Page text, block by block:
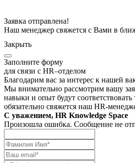
Заявка отправлена!
Наш менеджер свяжется с Вами в
Закрыть
Заполните форму
для связи с HR–отделом
Благодарим вас за интерес к нашей
Мы внимательно рассмотрим вашу
навыки и опыт будут
обязательно свяжется наш HR-
С уважением, HR Knowledge Space
Произошла ошибка. Сообщение не